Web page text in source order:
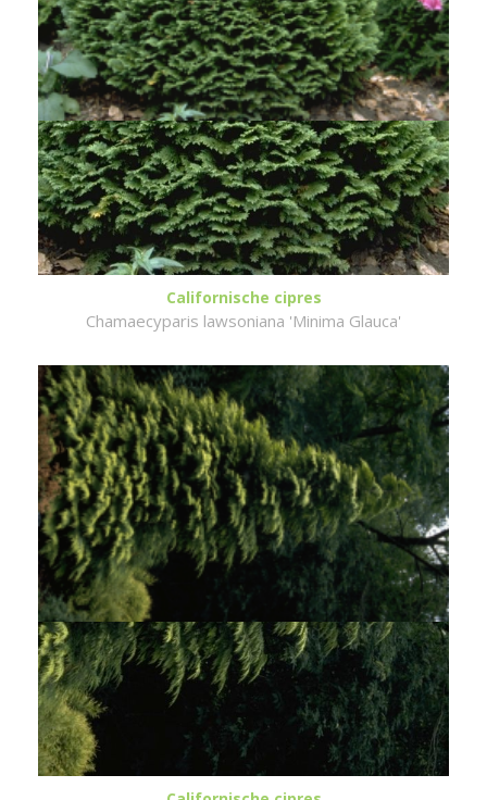
Californische cipres
Chamaecyparis lawsoniana 'Minima Glauca'